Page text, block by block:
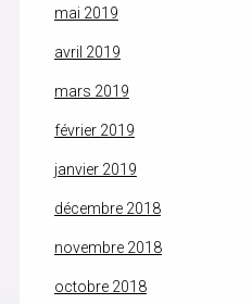
mai 2019
avril 2019
mars 2019
février 2019
janvier 2019
décembre 2018
novembre 2018
octobre 2018